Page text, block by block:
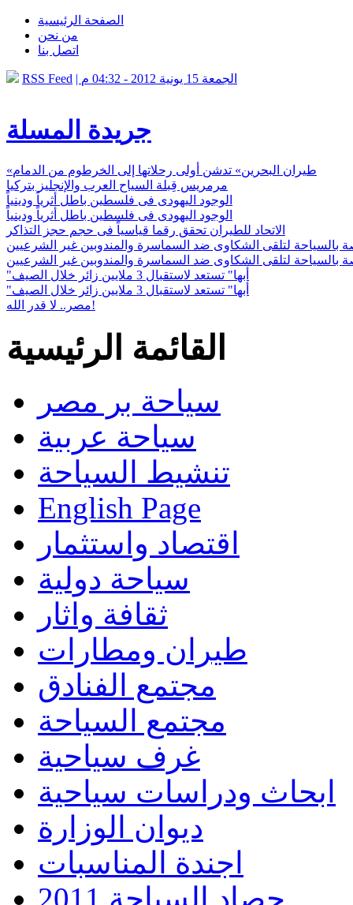
الصفحة الرئيسية
من نحن
اتصل بنا
RSS Feed | الجمعة 15 يونية 2012 - 04:32 م
جريدة المسلة
«طيران البحرين» تدشن أولى رحلاتها إلى الخرطوم من الدمام
مرمريس قِبلة السياح العرب والإنجليز بتركيا
الوجود اليهودى فى فلسطين باطل أثرياً ودينياً
الوجود اليهودى فى فلسطين باطل أثرياً ودينياً
الاتحاد للطيران تحقق رقما قياسياً فى حجم حجز التذاكر
بالسياحة لتلقى الشكاوى ضد السماسرة والمندوبين غير الشرعيين
بالسياحة لتلقى الشكاوى ضد السماسرة والمندوبين غير الشرعيين
"أبها" تستعد لاستقبال 3 ملايين زائر خلال الصيف
"أبها" تستعد لاستقبال 3 ملايين زائر خلال الصيف
مصر.. لا قدر الله!
القائمة الرئيسية
سياحة بر مصر
سياحة عربية
تنشيط السياحة
English Page
اقتصاد واستثمار
سياحة دولية
ثقافة واثار
طيران ومطارات
مجتمع الفنادق
مجتمع السياحة
غرف سياحية
ابحاث ودراسات سياحية
ديوان الوزارة
اجندة المناسبات
حصاد السياحة 2011